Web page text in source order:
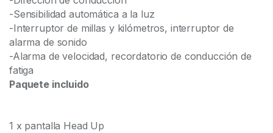
-Sensibilidad automática a la luz
-Interruptor de millas y kilómetros, interruptor de
alarma de sonido
-Alarma de velocidad, recordatorio de conducción de
fatiga
Paquete incluido
1 x pantalla Head Up